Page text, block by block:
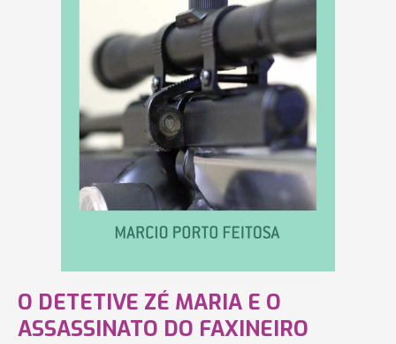
O DETETIVE ZÉ MARIA E O
ASSASSINATO DO FAXINEIRO